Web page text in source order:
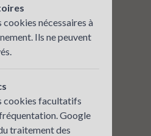
cookies nécessaires à
Ils ne peuvent
cookies facultatifs
Google
traitement des